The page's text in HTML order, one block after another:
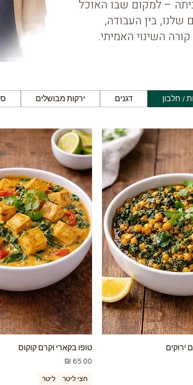
– למקום שבו האוכל
שלנו, בין העבודה,
השינוי האמיתי.
/ חלבון דגנים ירקות מבושלים
ירוקים
טופו בקארי וקרם קוקוס
מחיר
חצי ליטר ליטר